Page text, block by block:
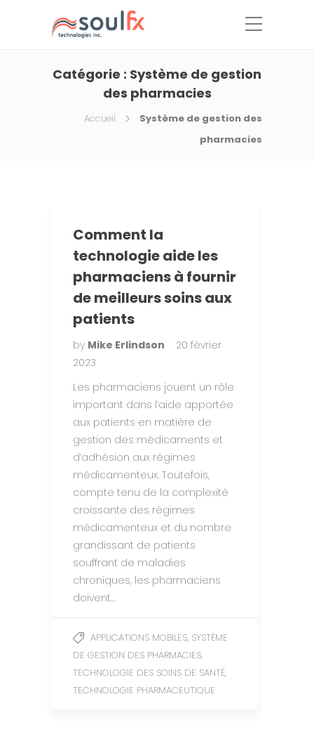
Catégorie : Système de gestion
des pharmacies
Accueil
Système de gestion des
pharmacies
Comment la
technologie aide les
pharmaciens à fournir
de meilleurs soins aux
patients
by Mike Erlindson
20 février
2023
Les pharmaciens jouent un rôle
important dans l’aide apportée
aux patients en matière de
gestion des médicaments et
d’adhésion aux régimes
médicamenteux. Toutefois,
compte tenu de la complexité
croissante des régimes
médicamenteux et du nombre
grandissant de patients
souffrant de maladies
chroniques, les pharmaciens
doivent…
APPLICATIONS MOBILES, SYSTÈME
DE GESTION DES PHARMACIES,
TECHNOLOGIE DES SOINS DE SANTÉ,
TECHNOLOGIE PHARMACEUTIQUE